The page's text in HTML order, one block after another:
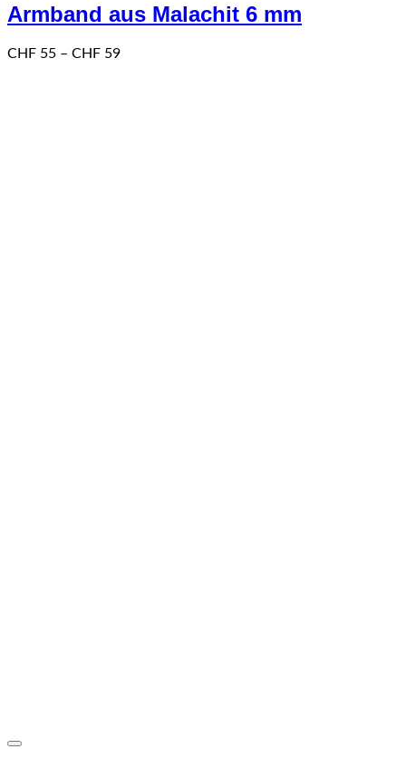
Varianten
auf.
Die
Optionen
Armband aus Malachit 6 mm
CHF 55 – CHF 59Preisspanne: